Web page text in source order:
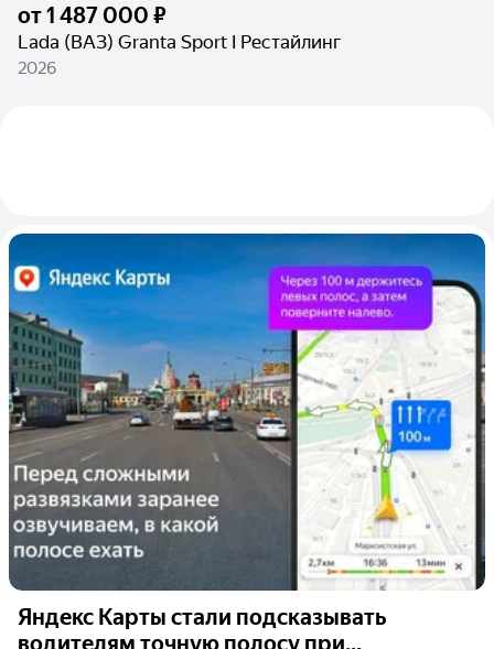
от1 487 000 ₽
Lada (ВАЗ) Granta Sport I Рестайлинг
2026
Яндекс Карты стали подсказывать
водителям точную полосу при...